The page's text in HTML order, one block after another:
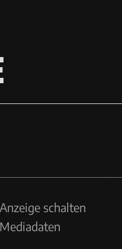
Anzeige schalten
Mediadaten